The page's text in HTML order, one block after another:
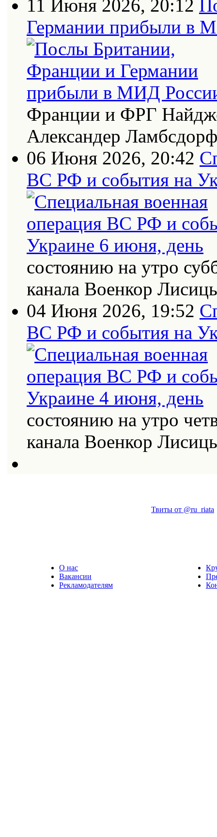
11 Июня 2026, 20:12
Германии прибыли в
Франции и ФРГ
Александер
06 Июня 2026, 20:42
ВС РФ и события на
состоянию на утро
канала Военкор
04 Июня 2026, 19:52
ВС РФ и события на
состоянию на утро
канала Военкор
Твиты от @ru_riata
О нас
Вакансии
Рекламодателям